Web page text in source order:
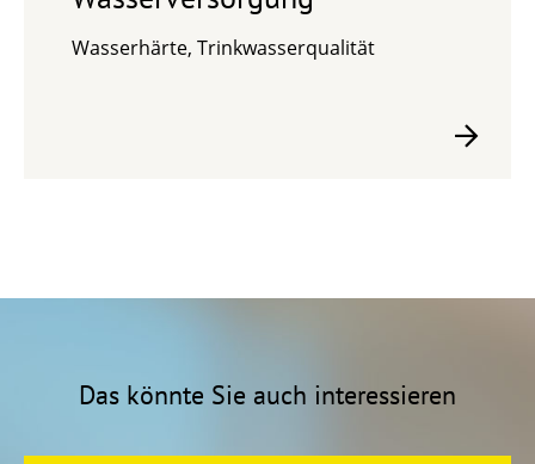
Wasserhärte, Trinkwasserqualität
Das könnte Sie auch interessieren